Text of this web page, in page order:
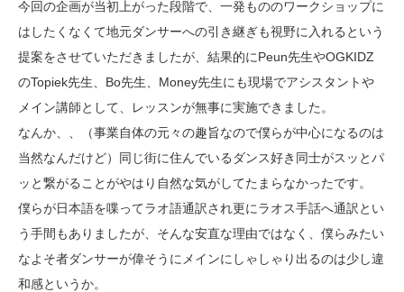
今回の企画が当初上がった段階で、一発もののワークショップに
はしたくなくて地元ダンサーへの引き継ぎも視野に入れるという
提案をさせていただきましたが、結果的にPeun先生やOGKIDZ
のTopiek先生、Bo先生、Money先生にも現場でアシスタントや
メイン講師として、レッスンが無事に実施できました。
なんか、、（事業自体の元々の趣旨なので僕らが中心になるのは
当然なんだけど）同じ街に住んでいるダンス好き同士がスッとパ
ッと繋がることがやはり自然な気がしてたまらなかったです。
僕らが日本語を喋ってラオ語通訳され更にラオス手話へ通訳とい
う手間もありましたが、そんな安直な理由ではなく、僕らみたい
なよそ者ダンサーが偉そうにメインにしゃしゃり出るのは少し違
和感というか。